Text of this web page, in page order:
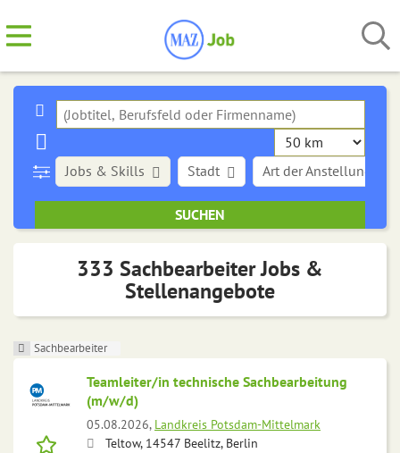
Stadt Art der Anstellung
Jobs & Skills
333 Sachbearbeiter Jobs &
Stellenangebote
Sachbearbeiter
Teamleiter/in technische Sachbearbeitung
(m/w/d)
05.08.2026, Landkreis Potsdam-Mittelmark
Teltow, 14547 Beelitz, Berlin